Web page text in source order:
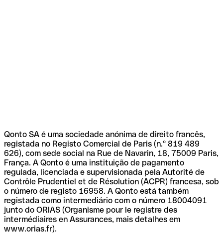
Qonto SA é uma sociedade anónima de direito francês,
registada no Registo Comercial de Paris (n.º 819 489
626), com sede social na Rue de Navarin, 18, 75009 Paris,
França. A Qonto é uma instituição de pagamento
regulada, licenciada e supervisionada pela Autorité de
Contrôle Prudentiel et de Résolution (ACPR) francesa, sob
o número de registo 16958. A Qonto está também
registada como intermediário com o número 18004091
junto do ORIAS (Organisme pour le registre des
intermédiaires en Assurances, mais detalhes em
www.orias.fr).